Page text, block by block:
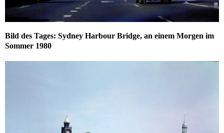
Bild des Tages: Sydney Harbour Bridge, an einem Morgen im
Sommer 1980